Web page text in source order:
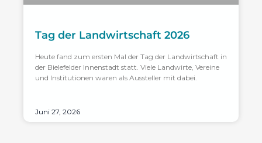
Tag der Landwirtschaft 2026
Heute fand zum ersten Mal der Tag der Landwirtschaft in
der Bielefelder Innenstadt statt. Viele Landwirte, Vereine
und Institutionen waren als Aussteller mit dabei.
Juni 27, 2026